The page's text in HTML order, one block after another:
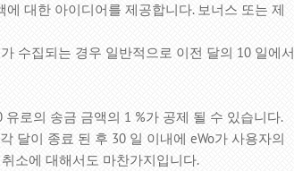
에 대한 아이디어를 제공합니다. 보너스 또는 제
수집되는 경우 일반적으로 이전 달의 10 일에서
유로의 송금 금액의 1 %가 공제 될 수 있습니다.
달이 종료 된 후 30 일 이내에 eWo가 사용자의
소에 대해서도 마찬가지입니다.